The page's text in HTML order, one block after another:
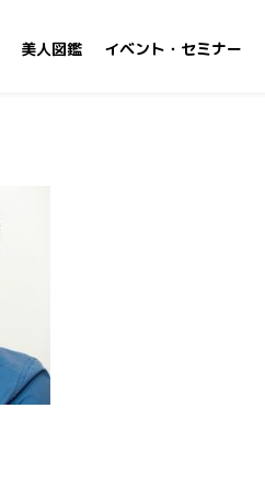
美人図鑑 イベント・セミナー